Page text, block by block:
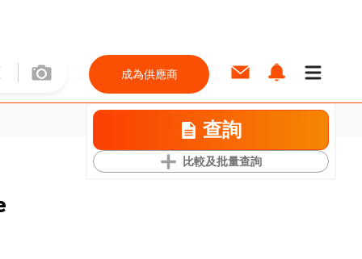
成為供應商
查詢
比較及批量查詢